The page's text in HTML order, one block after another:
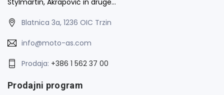
Blatnica 3a, 1236 OIC Trzin
info@moto-as.com
Prodaja: +386 1 562 37 00
Prodajni program